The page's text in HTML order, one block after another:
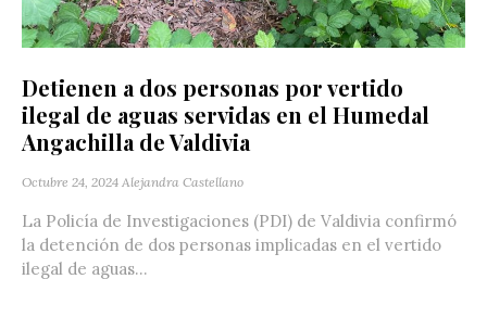
Detienen a dos personas por vertido
ilegal de aguas servidas en el Humedal
Angachilla de Valdivia
Octubre 24, 2024 Alejandra Castellano
La Policía de Investigaciones (PDI) de Valdivia confirmó
la detención de dos personas implicadas en el vertido
ilegal de aguas...